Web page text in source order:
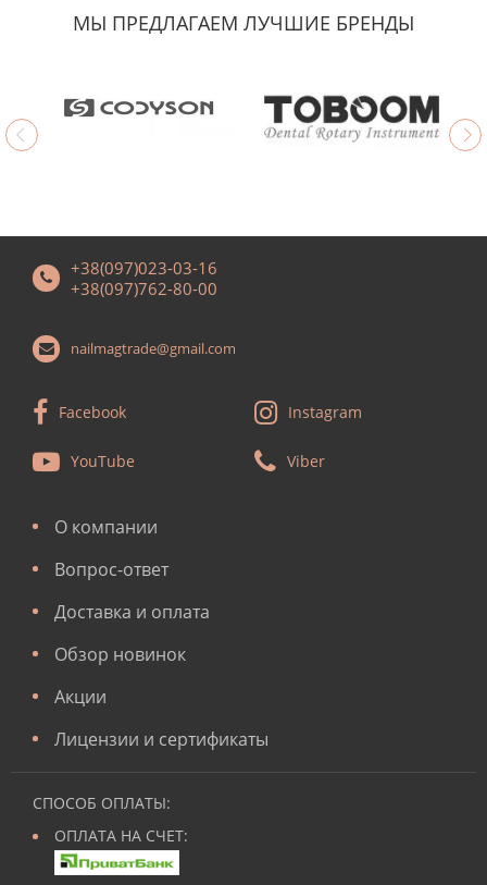
МЫ ПРЕДЛАГАЕМ ЛУЧШИЕ БРЕНДЫ
+38(097)023-03-16
+38(097)762-80-00
nailmagtrade@gmail.com
Facebook Instagram
YouTube Viber
О компании
Вопрос-ответ
Доставка и оплата
Обзор новинок
Акции
Лицензии и сертификаты
СПОСОБ ОПЛАТЫ:
ОПЛАТА НА СЧЕТ: